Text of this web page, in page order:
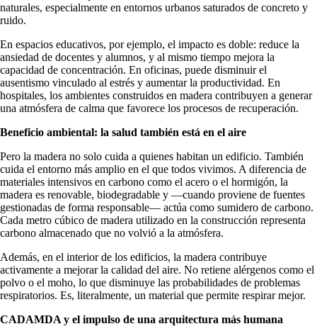
naturales, especialmente en entornos urbanos saturados de concreto y
ruido.
En espacios educativos, por ejemplo, el impacto es doble: reduce la
ansiedad de docentes y alumnos, y al mismo tiempo mejora la
capacidad de concentración. En oficinas, puede disminuir el
ausentismo vinculado al estrés y aumentar la productividad. En
hospitales, los ambientes construidos en madera contribuyen a generar
una atmósfera de calma que favorece los procesos de recuperación.
Beneficio ambiental: la salud también está en el aire
Pero la madera no solo cuida a quienes habitan un edificio. También
cuida el entorno más amplio en el que todos vivimos. A diferencia de
materiales intensivos en carbono como el acero o el hormigón, la
madera es renovable, biodegradable y —cuando proviene de fuentes
gestionadas de forma responsable— actúa como sumidero de carbono.
Cada metro cúbico de madera utilizado en la construcción representa
carbono almacenado que no volvió a la atmósfera.
Además, en el interior de los edificios, la madera contribuye
activamente a mejorar la calidad del aire. No retiene alérgenos como el
polvo o el moho, lo que disminuye las probabilidades de problemas
respiratorios. Es, literalmente, un material que permite respirar mejor.
CADAMDA y el impulso de una arquitectura más humana